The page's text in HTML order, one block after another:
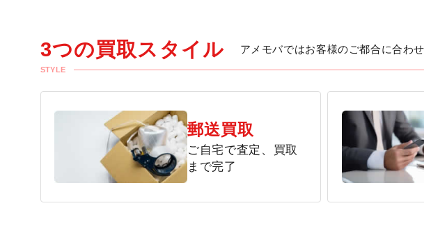
3つの買取スタイル
STYLE
アメモバではお客様のご都合に合わ
郵送買取
ご自宅で査定、買取
まで完了